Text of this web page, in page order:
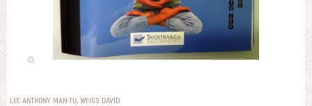
LEE ANTHONY MAN-TU, WEISS DAVID